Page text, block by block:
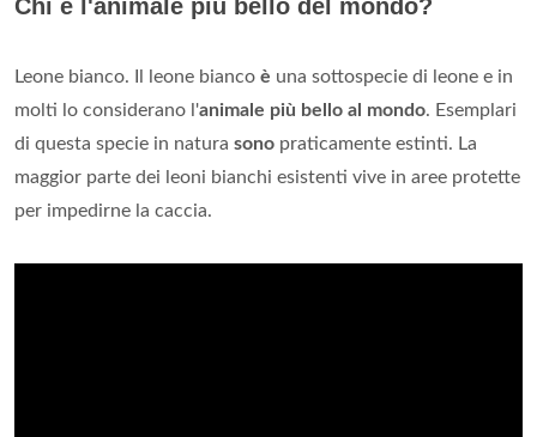
Chi è l'animale più bello del mondo?
Leone bianco. Il leone bianco è una sottospecie di leone e in
molti lo considerano l'animale più bello al mondo. Esemplari
di questa specie in natura sono praticamente estinti. La
maggior parte dei leoni bianchi esistenti vive in aree protette
per impedirne la caccia.